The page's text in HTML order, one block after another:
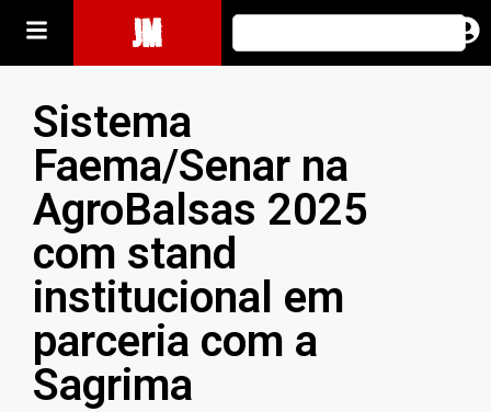
JM
Sistema
Faema/Senar na
AgroBalsas 2025
com stand
institucional em
parceria com a
Sagrima